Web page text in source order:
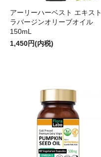
アーリーハーベスト エキスト
ラバージンオリーブオイル
150mL
1,450円(内税)